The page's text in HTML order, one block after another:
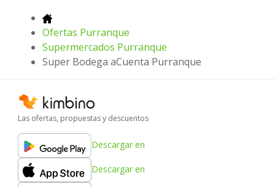
Ofertas Purranque
Supermercados Purranque
Super Bodega aCuenta Purranque
Las ofertas, propuestas y descuentos
Descargar en
Descargar en